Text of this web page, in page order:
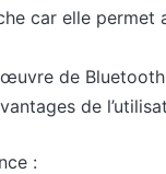
car elle permet
de
de
: